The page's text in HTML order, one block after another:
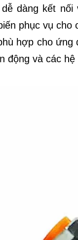
dàng kết nối
phục vụ
hợp cho ứng
động và các